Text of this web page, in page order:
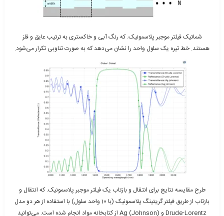
شماتیک فیلتر موجبر پلاسمونیک. که رنگ آبی و خاکستری به ترتیب عایق و فلز
هستند. خط تیره یک سلول واحد را نشان می‌دهد که به صورت تناوبی تکرار می‌شود.
طرح مقایسه نتایج برای انتقال و بازتاب یک فیلتر موجبر پلاسمونیک. که انتقال و
بازتاب از طریق فیلتر گریتینگ پلاسمونیک (با 10 واحد سلول) با استفاده از هر دو مدل
Drude-Lorentz و (Ag (Johnson از کتابخانه مواد انجام شده است. می‌توانید